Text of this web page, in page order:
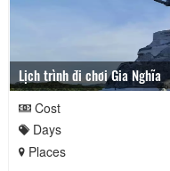
Lịch trình đi chơi Gia Nghĩa
Cost
Days
Places